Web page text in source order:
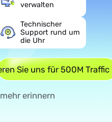
Sie Anzeigen
für
durch.
verwalten
Technischer
Support rund um
die Uhr
Sie uns für 500M
erinnern